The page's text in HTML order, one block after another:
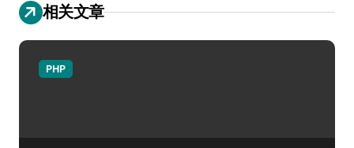
相关文章
PHP